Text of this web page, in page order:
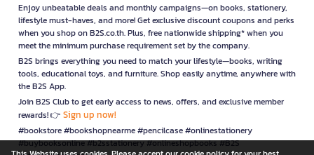
Enjoy unbeatable deals and monthly campaigns—on books, stationery,
lifestyle must-haves, and more! Get exclusive discount coupons and perks
when you shop on B2S.co.th. Plus, free nationwide shipping* when you
meet the minimum purchase requirement set by the company.
B2S brings everything you need to match your lifestyle—books, writing
tools, educational toys, and furniture. Shop easily anytime, anywhere with
the B2S App.
Join B2S Club to get early access to news, offers, and exclusive member
rewards! 👉 Sign up now!
#bookstore #bookshopnearme #pencilcase #onlinestationery
#buybooksonline #b2sstationery #onlineshopbooks #B2S